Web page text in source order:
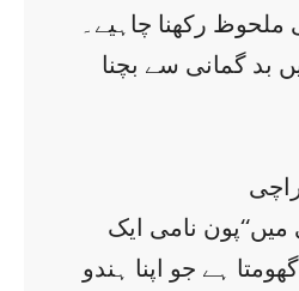
رکھنا چاہیے۔
بد گمانی سے بچنا
میں‘‘پون نامی ایک
ہے جو اپنا ہندو